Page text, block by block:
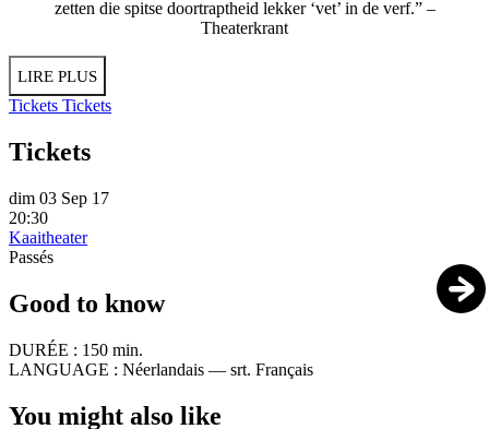
zetten die spitse doortraptheid lekker ‘vet’ in de verf.” –
Theaterkrant
LIRE PLUS
Tickets Tickets
Tickets
dim 03 Sep 17
20:30
Kaaitheater
Passés
Good to know
DURÉE : 150 min.
LANGUAGE : Néerlandais — srt. Français
You might also like